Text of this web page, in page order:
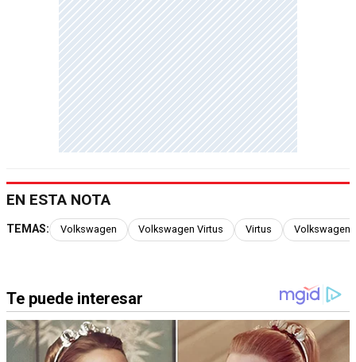
EN ESTA NOTA
TEMAS: Volkswagen Volkswagen Virtus Virtus Volkswagen